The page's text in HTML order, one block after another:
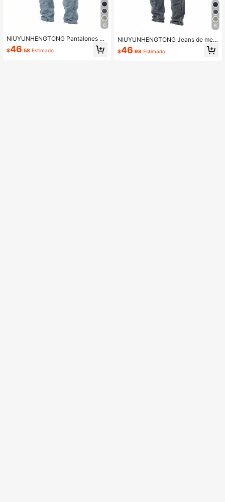
6
NIUYUNHENGTONG Pantalones ca
rgo de moda casual para hombres,
ajuste delgado, efecto lavado
$46.58 Estimado
6
NIUYUNHENGTONG Jeans de mez
clilla casuales y de moda con múlti
ples bolsillos para hombres
$46.98 Estimado